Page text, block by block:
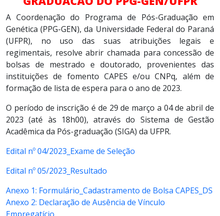
A Coordenação do Programa de Pós-Graduação em
Genética (PPG-GEN), da Universidade Federal do Paraná
(UFPR), no uso das suas atribuições legais e
regimentais, resolve abrir chamada para concessão de
bolsas de mestrado e doutorado, provenientes das
instituições de fomento CAPES e/ou CNPq, além de
formação de lista de espera para o ano de 2023.
O período de inscrição é de 29 de março a 04 de abril de
2023 (até às 18h00), através do Sistema de Gestão
Acadêmica da Pós-graduação (SIGA) da UFPR.
Edital nº 04/2023_Exame de Seleção
Edital nº 05/2023_Resultado
Anexo 1: Formulário_Cadastramento de Bolsa CAPES_DS
Anexo 2: Declaração de Ausência de Vínculo